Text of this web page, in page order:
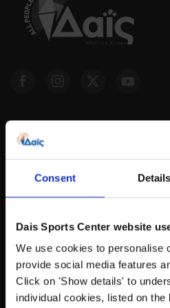
Consent Details
Dais Sports Center website
We use cookies to personalise
provide social media features
Click on 'Show details' to
individual cookies, listed on the
ΑΘΛΗΤΙΚΟ ΚΕΝΤΡΟ
Κυπρίων Αγωνιστών 89-91,
15126 - Μαρούσι
ΩΡΑΡΙΟ